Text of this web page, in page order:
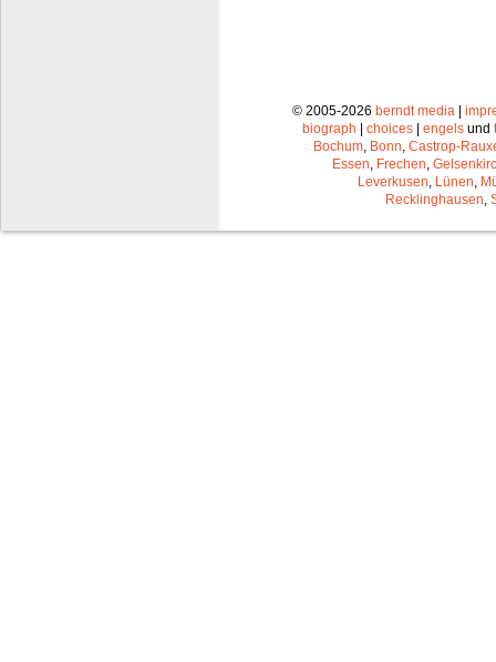
© 2005-2026 berndt media |
biograph | choices | engels und
Bochum Bonn Castrop-
Essen Frechen
Leverkusen Lünen
Recklinghausen